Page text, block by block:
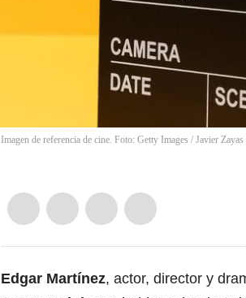
Imagen de referencia de cine. Foto: Getty Images / Javier Zayas
Edgar Martínez, actor, director y